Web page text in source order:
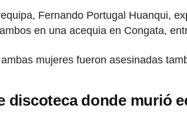
Fernando Portugal Huanqui,
en una acequia en Congata,
mujeres fueron asesinadas
discoteca donde murió